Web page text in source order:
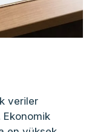
veriler
Ekonomik